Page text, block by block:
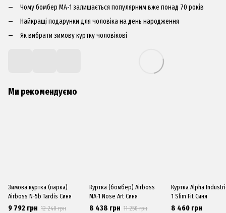
Чому бомбер MA-1 залишається популярним вже понад 70 років
Найкращі подарунки для чоловіка на день народження
Як вибрати зимову куртку чоловікові
Ми рекомендуємо
Зимова куртка (парка)
Airboss N-5b Tardis Синя
9 792 грн 12 240 грн
Куртка (бомбер) Airboss
MA-1 Nose Art Синя
8 438 грн 11 250 грн
Куртка Alpha
1 Slim Fit Синя
8 460 грн